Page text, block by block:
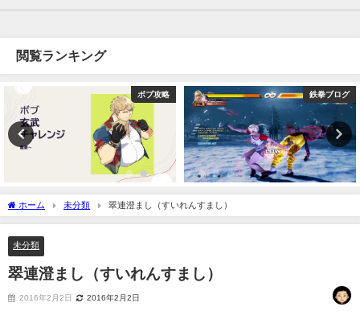
閲覧ランキング
ボブ攻略 鉄拳ブログ
ホーム 未分類 翠連澄まし（すいれんすまし）
未分類
翠連澄まし（すいれんすまし）
2016年2月2日 2016年2月2日